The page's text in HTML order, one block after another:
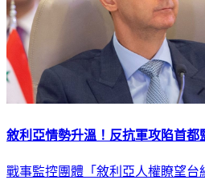
敘利亞情勢升溫！反抗軍攻陷首
戰事監控團體「敘利亞人權瞭望